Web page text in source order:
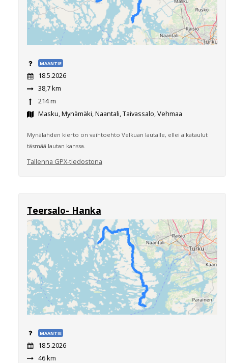
MAANTIE
18.5.2026
38,7 km
214 m
Masku, Mynämäki, Naantali, Taivassalo, Vehmaa
Mynälahden kierto on vaihtoehto Velkuan lautalle, ellei aikataulut
täsmää lautan kanssa.
Tallenna GPX-tiedostona
Teersalo- Hanka
MAANTIE
18.5.2026
46 km